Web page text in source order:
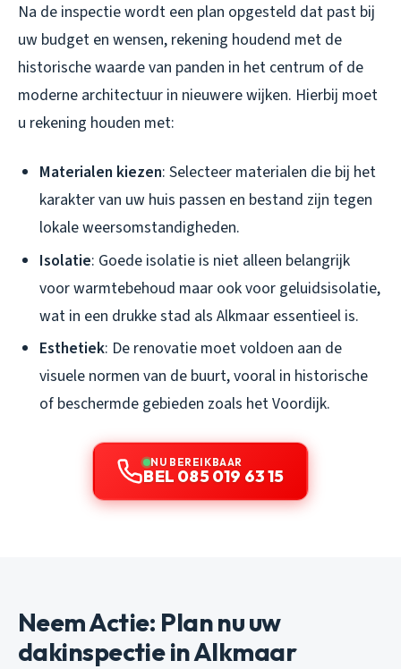
Na de inspectie wordt een plan opgesteld dat past bij
uw budget en wensen, rekening houdend met de
historische waarde van panden in het centrum of de
moderne architectuur in nieuwere wijken. Hierbij moet
u rekening houden met:
Materialen kiezen: Selecteer materialen die bij het
karakter van uw huis passen en bestand zijn tegen
lokale weersomstandigheden.
Isolatie: Goede isolatie is niet alleen belangrijk
voor warmtebehoud maar ook voor geluidsisolatie,
wat in een drukke stad als Alkmaar essentieel is.
Esthetiek: De renovatie moet voldoen aan de
visuele normen van de buurt, vooral in historische
of beschermde gebieden zoals het Voordijk.
NU BEREIKBAAR
BEL 085 019 63 15
Neem Actie: Plan nu uw
dakinspectie in Alkmaar